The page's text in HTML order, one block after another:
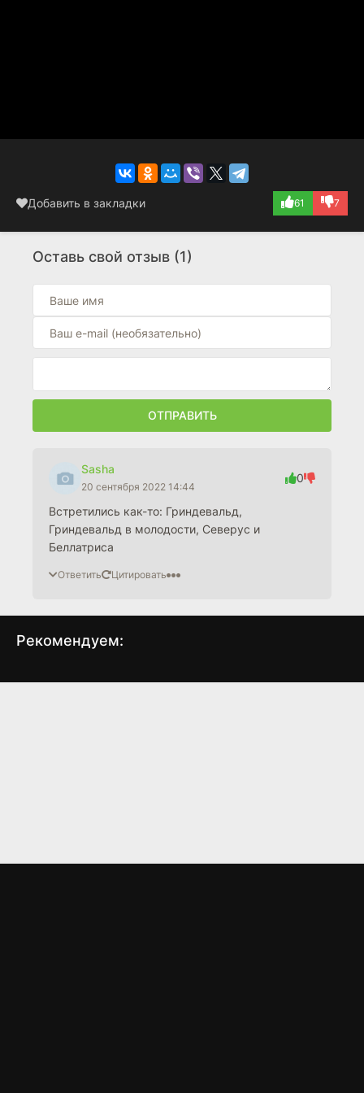
Добавить в закладки 61 7
Оставь свой отзыв (1)
ОТПРАВИТЬ
Sasha
20 сентября 2022 14:44
0
Встретились как-то: Гриндевальд,
Гриндевальд в молодости, Северус и
Беллатриса
Ответить Цитировать
Рекомендуем:
Страшные сказки Выкуп дочери